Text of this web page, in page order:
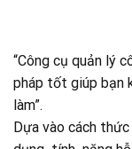
“Công cụ quản lý
pháp tốt giúp bạn
làm”.
Dựa vào cách